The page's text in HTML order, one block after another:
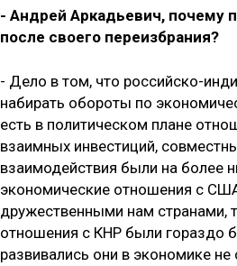
- Андрей Аркадьевич, почему
после своего переизбрания?
- Дело в том, что российско-
набирать обороты по
есть в политическом плане
взаимных инвестиций,
взаимодействия были на более
экономические отношения с
дружественными нам странами,
отношения с КНР были гораздо
развивались они в экономике